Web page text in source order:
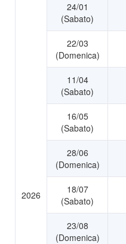
2026
24/01
(Sabato)
22/03
(Domenica)
11/04
(Sabato)
16/05
(Sabato)
28/06
(Domenica)
18/07
(Sabato)
23/08
(Domenica)